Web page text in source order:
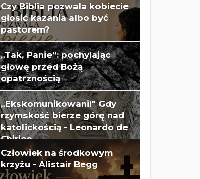
Czy Biblia pozwala kobiecie
głosić kazania albo być
pastorem?
„Tak, Panie”: pochylając
głowę przed Bożą
opatrznością
„Ekskomunikowani!" Gdy
rzymskość bierze górę nad
katolickością - Leonardo de
Chirico
Człowiek na środkowym
krzyżu - Alistair Begg